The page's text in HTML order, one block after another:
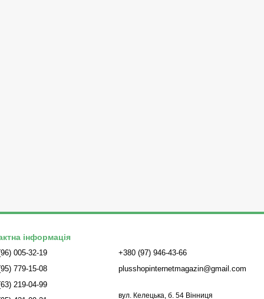
інформація
005-32-19
779-15-08
219-04-99
+380 (97) 946-43-66
plusshopinternetmagazin@gmail.com
вул. Келецька, б. 54 Вінниця